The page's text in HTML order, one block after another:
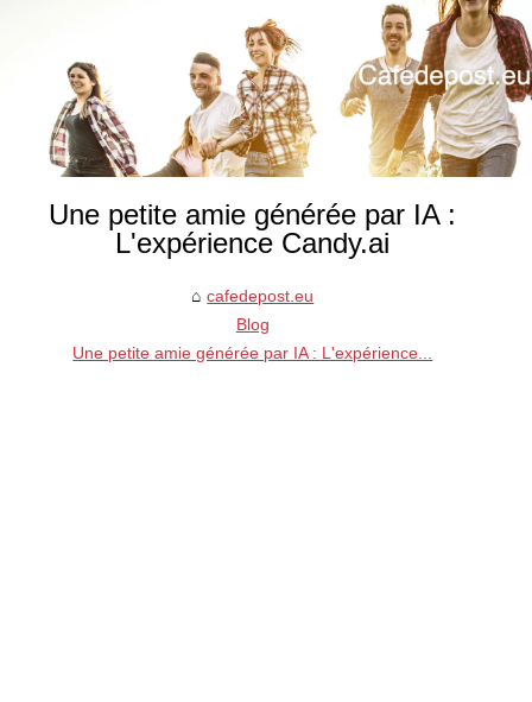
Une petite amie générée par IA :
L'expérience Candy.ai
cafedepost.eu
Blog
Une petite amie générée par IA : L'expérience...